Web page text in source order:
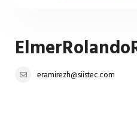
eramirezh@siistec.com